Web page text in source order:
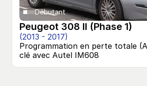
Débutant
Peugeot 308 II (Phase 1)
(2013 - 2017)
Programmation en perte totale
clé avec Autel IM608